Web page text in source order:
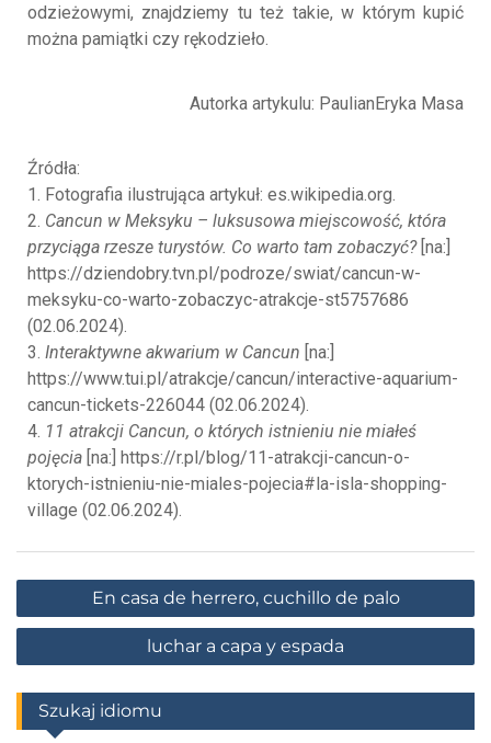
odzieżowymi, znajdziemy tu też takie, w którym kupić
można pamiątki czy rękodzieło.
Autorka artykulu: PaulianEryka Masa
Źródła:
1. Fotografia ilustrująca artykuł: es.wikipedia.org.
2. Cancun w Meksyku – luksusowa miejscowość, która
przyciąga rzesze turystów. Co warto tam zobaczyć?[na:]
https://dziendobry.tvn.pl/podroze/swiat/cancun-w-
meksyku-co-warto-zobaczyc-atrakcje-st5757686
(02.06.2024).
3. Interaktywne akwarium w Cancun [na:]
https://www.tui.pl/atrakcje/cancun/interactive-aquarium-
cancun-tickets-226044 (02.06.2024).
4. 11 atrakcji Cancun, o których istnieniu nie miałeś
pojęcia [na:] https://r.pl/blog/11-atrakcji-cancun-o-
ktorych-istnieniu-nie-miales-pojecia#la-isla-shopping-
village (02.06.2024).
En casa de herrero, cuchillo de palo
luchar a capa y espada
Szukaj idiomu